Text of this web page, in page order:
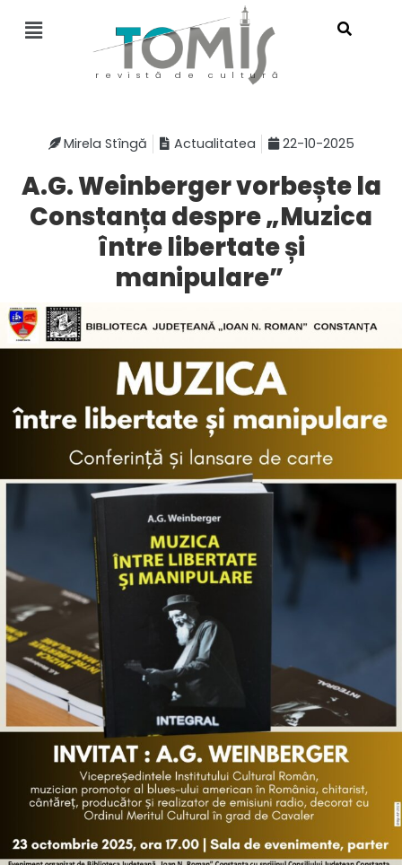
revistă de cultură
Mirela Stîngă Actualitatea 22-10-2025
A.G. Weinberger vorbește la
Constanța despre „Muzica
între libertate și
manipulare”